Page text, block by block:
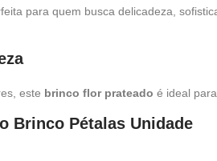
para quem busca delicadeza,
este brinco flor prateado é ideal
Brinco Pétalas Unidade